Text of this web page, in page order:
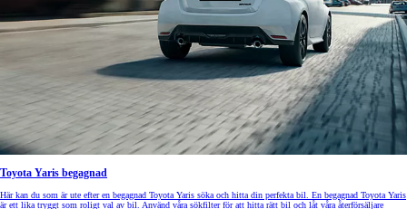
Toyota Yaris begagnad
Här kan du som är ute efter en begagnad Toyota Yaris söka och hitta din perfekta bil. En begagnad Toyota Yaris
är ett lika tryggt som roligt val av bil. Använd våra sökfilter för att hitta rätt bil och låt våra återförsäljare